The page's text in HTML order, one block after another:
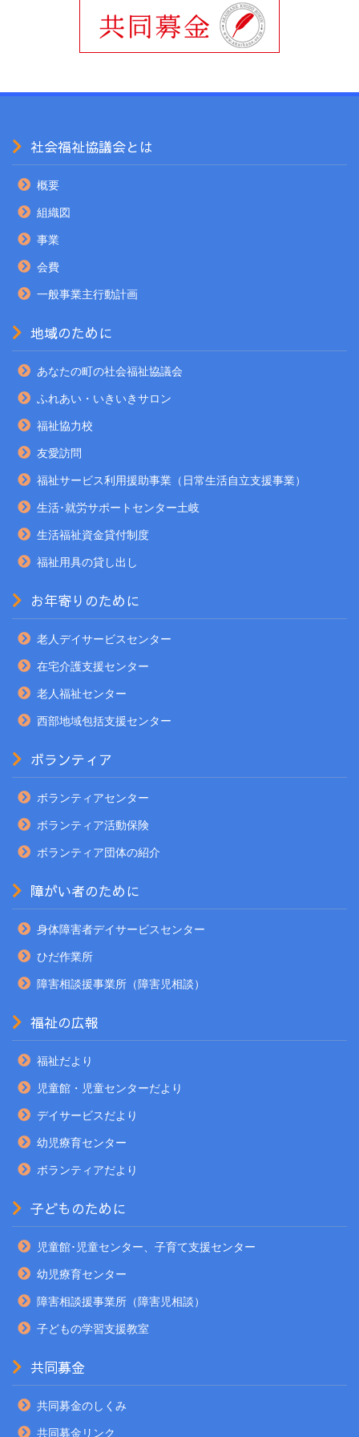
社会福祉協議会とは
概要
組織図
事業
会費
一般事業主行動計画
地域のために
あなたの町の社会福祉協議会
ふれあい・いきいきサロン
福祉協力校
友愛訪問
福祉サービス利用援助事業（日常生活自立支援事業）
生活･就労サポートセンター土岐
生活福祉資金貸付制度
福祉用具の貸し出し
お年寄りのために
老人デイサービスセンター
在宅介護支援センター
老人福祉センター
西部地域包括支援センター
ボランティア
ボランティアセンター
ボランティア活動保険
ボランティア団体の紹介
障がい者のために
身体障害者デイサービスセンター
ひだ作業所
障害相談援事業所（障害児相談）
福祉の広報
福祉だより
児童館・児童センターだより
デイサービスだより
幼児療育センター
ボランティアだより
子どものために
児童館･児童センター、子育て支援センター
幼児療育センター
障害相談援事業所（障害児相談）
子どもの学習支援教室
共同募金
共同募金のしくみ
共同募金リンク